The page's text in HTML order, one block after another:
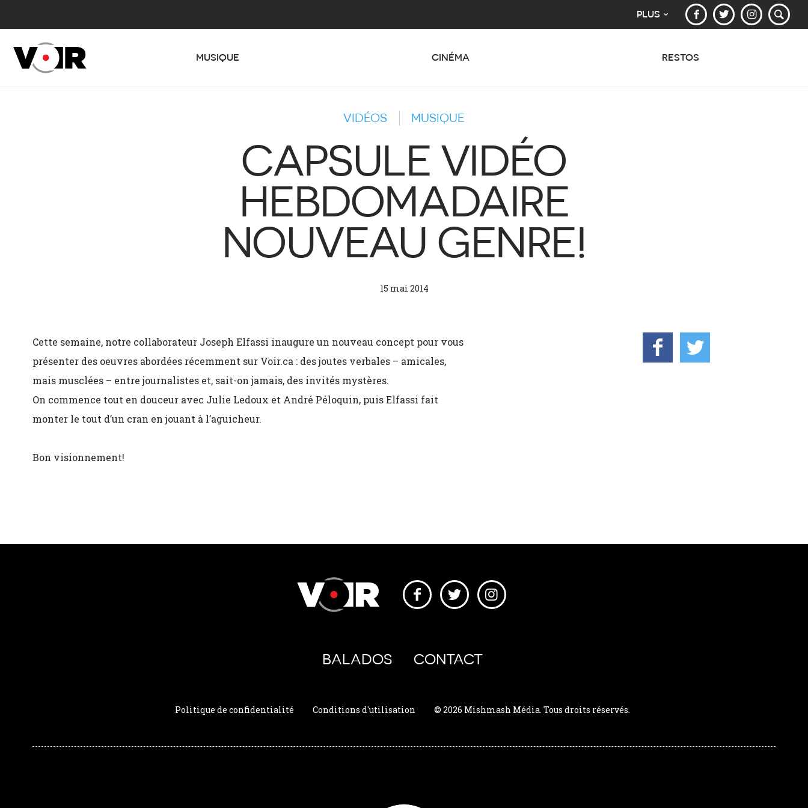
PLUS
MUSIQUE CINÉMA RESTOS
VIDÉOS MUSIQUE
CAPSULE VIDÉO
HEBDOMADAIRE
NOUVEAU GENRE!
15 mai 2014
Cette semaine, notre collaborateur Joseph Elfassi inaugure un nouveau concept pour vous
présenter des oeuvres abordées récemment sur Voir.ca : des joutes verbales – amicales,
mais musclées – entre journalistes et, sait-on jamais, des invités mystères.
On commence tout en douceur avec Julie Ledoux et André Péloquin, puis Elfassi fait
monter le tout d’un cran en jouant à l’aguicheur.
Bon visionnement!
BALADOS CONTACT
Politique de confidentialité Conditions d'utilisation © 2026 Mishmash Média. Tous droits réservés.